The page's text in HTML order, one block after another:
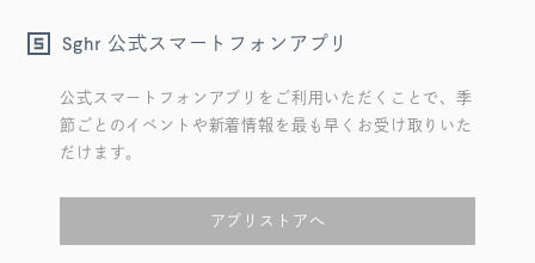
Sghr 公式スマートフォンアプリ
公式スマートフォンアプリをご利用いただくことで、季
節ごとのイベントや新着情報を最も早くお受け取りいた
だけます。
アプリストアへ